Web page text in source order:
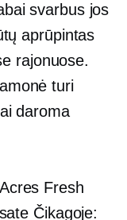
svarbus jos
aprūpintas
rajonuose.
turi
daroma
Fresh
Čikagoje: